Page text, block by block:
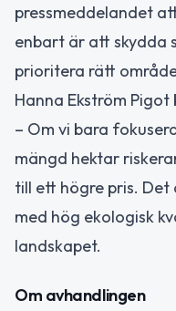
pressmeddelandet
enbart är att skydda
prioritera rätt
Hanna Ekström
– Om vi bara
mängd hektar
till ett högre pris.
med hög ekologisk
landskapet.
Om avhandlingen